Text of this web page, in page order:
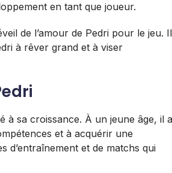
en tant que joueur.
de l’amour de Pedri pour le jeu. Il
à rêver grand et à viser
à sa croissance. À un jeune âge, il a
et à acquérir une
d’entraînement et de matchs qui